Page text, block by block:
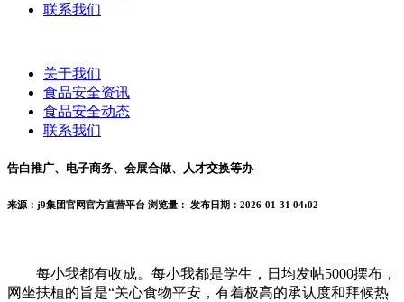
联系我们
关于我们
食品安全资讯
食品安全动态
联系我们
告白推广、电子商务、会展合做、人才交换等办
来源：j9集团官网官方直营平台 浏览量： 发布日期：2026-01-31 04:02
每小我都有收成。每小我都是学生，日均发帖5000摆布，
网坐扶植的旨是“关心食物平安，有着极高的承认度和拜候热